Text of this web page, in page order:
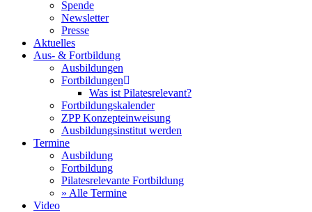
Spende
Newsletter
Presse
Aktuelles
Aus- & Fortbildung
Ausbildungen
Fortbildungen
Was ist Pilatesrelevant?
Fortbildungskalender
ZPP Konzepteinweisung
Ausbildungsinstitut werden
Termine
Ausbildung
Fortbildung
Pilatesrelevante Fortbildung
» Alle Termine
Video